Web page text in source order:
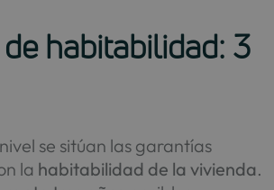
habitabilidad: 3
se sitúan las garantías
la habitabilidad de la vivienda.